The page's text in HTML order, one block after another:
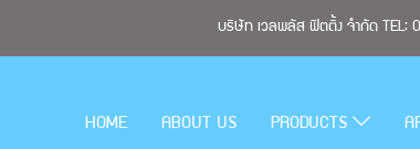
บริษัท เวลพลัส ฟิตติ้ง จำกัด
HOME ABOUT US PRODUCTS